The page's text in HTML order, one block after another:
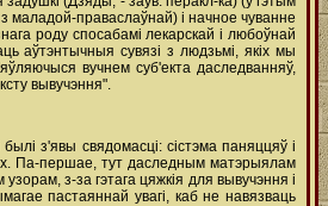
маладой-праваслаўнай) і начное чуванне
роду спосабамі лекарскай і любоўнай
аўтэнтычныя сувязі з людзьмі, якіх мы
вучнем суб'екта даследванняў,
вывучэння".
з'явы свядомасці: сістэма паняццяў і
Па-першае, тут даследным матэрыялам
з-за гэтага цяжкія для вывучэння і
пастаяннай увагі, каб не навязваць